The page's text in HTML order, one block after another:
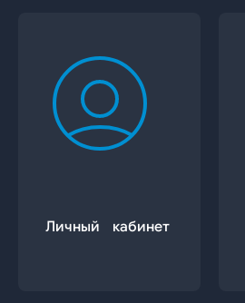
Личный кабинет